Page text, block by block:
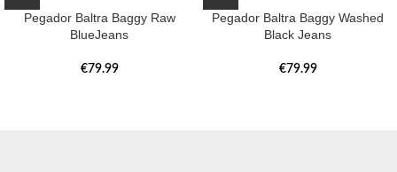
Pegador Baltra Baggy Raw
BlueJeans
€79.99
Pegador Baltra Baggy Washed
Black Jeans
€79.99